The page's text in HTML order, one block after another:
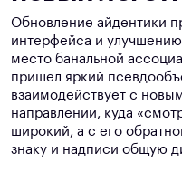
Обновление айдентики
интерфейса и
место банальной
пришёл яркий
взаимодействует с
направлении, куда
широкий, а с его
знаку и надписи общую